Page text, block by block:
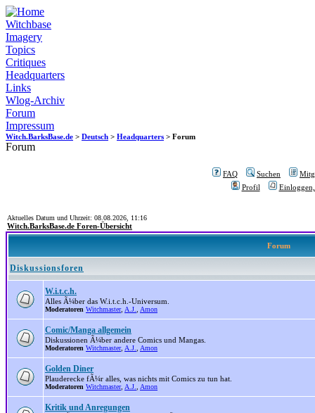
Witchbase
Imagery
Topics
Critiques
Headquarters
Links
Wlog-Archiv
Forum
Impressum
Witch.BarksBase.de > Deutsch > Headquarters > Forum
Forum
FAQ Suchen
Profil
Aktuelles Datum und Uhrzeit: 08.08.2026, 11:16
Witch.BarksBase.de Foren-Übersicht
Forum
Diskussionsforen
W.i.t.c.h.
Alles Ã¼ber das W.i.t.c.h.-Universum.
Moderatoren Witchmaster, A.J. Amon
Comic/Manga allgemein
Diskussionen Ã¼ber andere Comics und Mangas.
Moderatoren Witchmaster, A.J. Amon
Golden Diner
Plauderecke fÃ¼r alles, was nichts mit Comics zu tun hat.
Moderatoren Witchmaster, A.J. Amon
Kritik und Anregungen